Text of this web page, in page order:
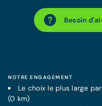
Besoin
NOTRE ENGAGEMENT
Le choix le plus large
(0 km)